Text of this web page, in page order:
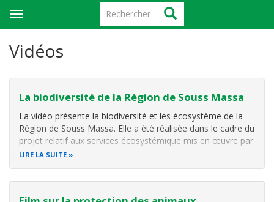
Rechercher Rechercher
Toggle
navigation
Vidéos
La biodiversité de la Région de Souss Massa
La vidéo présente la biodiversité et les écosystème de la
Région de Souss Massa. Elle a été réalisée dans le cadre du
projet relatif aux services écosystémique mis en œuvre par
le Ministère de la Transition Energétique et du
LIRE LA SUITE